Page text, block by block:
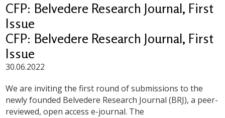
CFP: Belvedere Research Journal, First
Issue
CFP: Belvedere Research Journal, First
Issue
30.06.2022
We are inviting the first round of submissions to the
newly founded Belvedere Research Journal (BRJ), a peer-
reviewed, open access e-journal. The